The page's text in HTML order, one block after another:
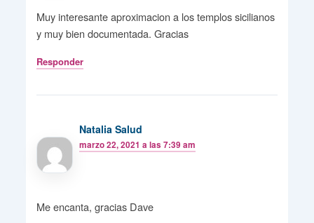
Muy interesante aproximacion a los templos sicilianos
y muy bien documentada. Gracias
Responder
Natalia Salud
marzo 22, 2021 a las 7:39 am
Me encanta, gracias Dave